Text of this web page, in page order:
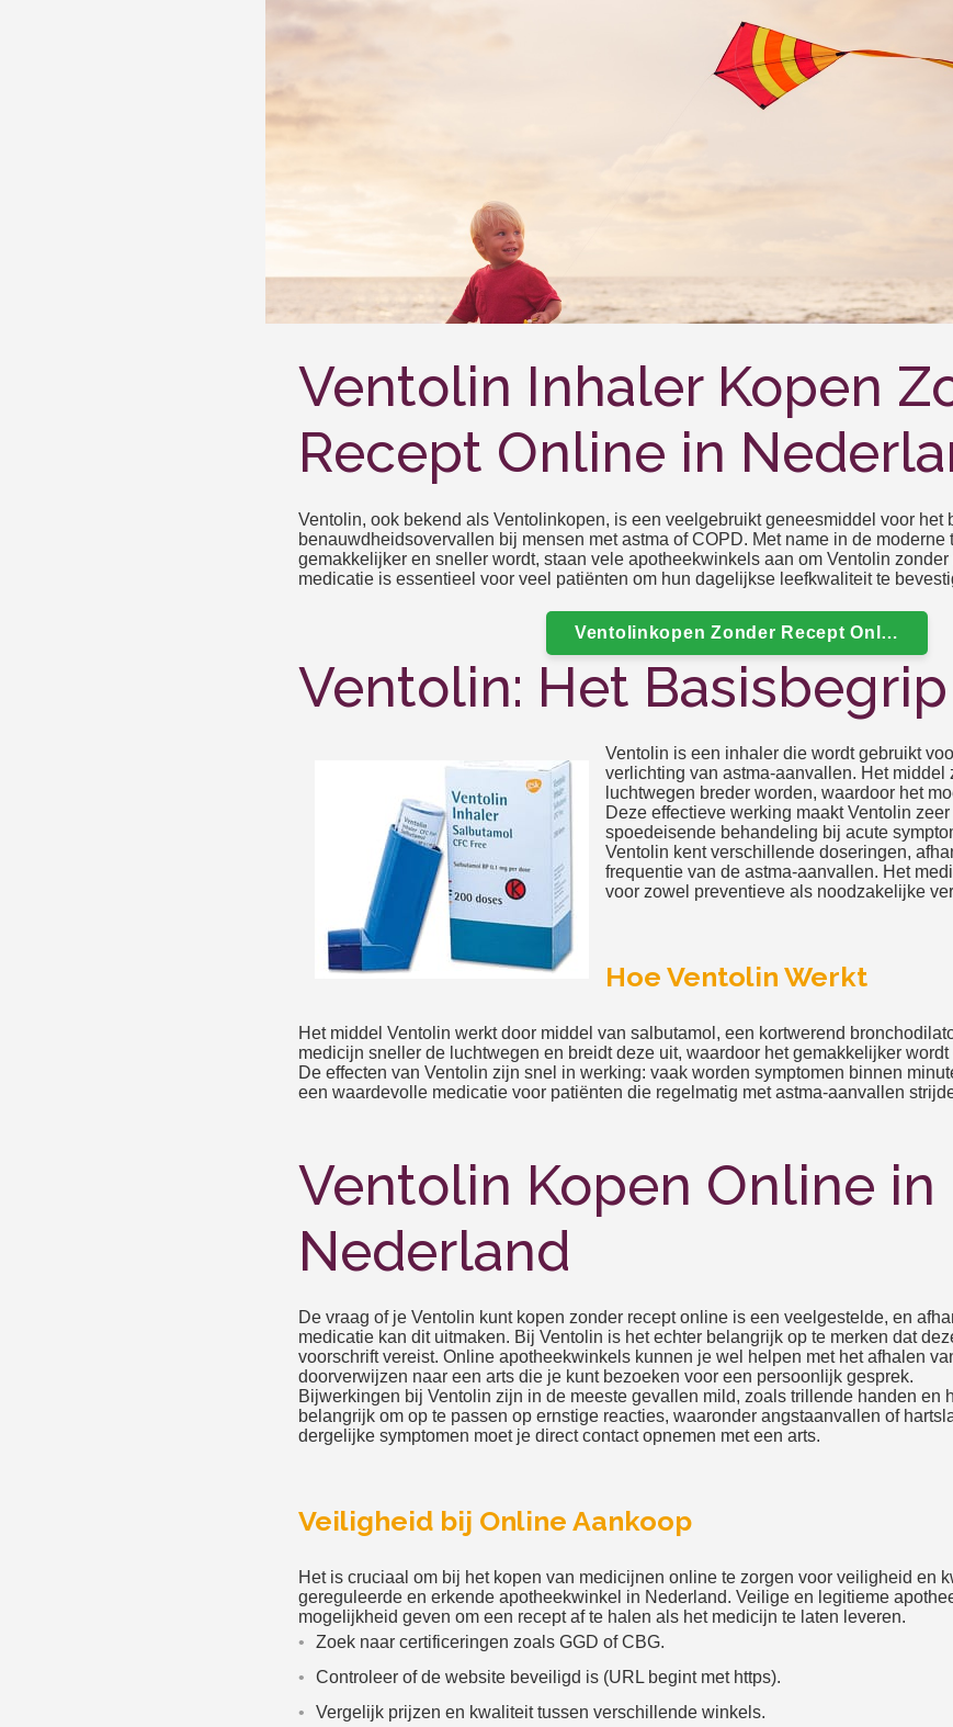
Ventolin Inhaler Kopen
Recept Online in
Ventolin, ook bekend als Ventolinkopen, is een veelgebruikt geneesmiddel voor het
benauwdheidsovervallen bij mensen met astma of COPD. Met name in de
gemakkelijker en sneller wordt, staan vele apotheekwinkels aan om Ventolin
medicatie is essentieel voor veel patiënten om hun dagelijkse leefkwaliteit te
Ventolinkopen Zonder Recept Online In
Ventolin: Het Basisbegrip
Ventolin is een inhaler die wordt gebruikt
verlichting van astma-aanvallen. Het middel
luchtwegen breder worden, waardoor het
Deze effectieve werking maakt Ventolin
spoedeisende behandeling bij acute
Ventolin kent verschillende doseringen,
frequentie van de astma-aanvallen. Het
voor zowel preventieve als noodzakelijke
Hoe Ventolin Werkt
Het middel Ventolin werkt door middel van salbutamol, een kortwerend
medicijn sneller de luchtwegen en breidt deze uit, waardoor het gemakkelijker wordt
De effecten van Ventolin zijn snel in werking: vaak worden symptomen binnen
een waardevolle medicatie voor patiënten die regelmatig met astma-aanvallen
Ventolin Kopen Online in
Nederland
De vraag of je Ventolin kunt kopen zonder recept online is een veelgestelde, en
medicatie kan dit uitmaken. Bij Ventolin is het echter belangrijk op te merken dat
voorschrift vereist. Online apotheekwinkels kunnen je wel helpen met het afhalen
doorverwijzen naar een arts die je kunt bezoeken voor een persoonlijk gesprek.
Bijwerkingen bij Ventolin zijn in de meeste gevallen mild, zoals trillende handen en
belangrijk om op te passen op ernstige reacties, waaronder angstaanvallen of
dergelijke symptomen moet je direct contact opnemen met een arts.
Veiligheid bij Online Aankoop
Het is cruciaal om bij het kopen van medicijnen online te zorgen voor veiligheid en
gereguleerde en erkende apotheekwinkel in Nederland. Veilige en legitieme
mogelijkheid geven om een recept af te halen als het medicijn te laten leveren.
Zoek naar certificeringen zoals GGD of CBG.
Controleer of de website beveiligd is (URL begint met https).
Vergelijk prijzen en kwaliteit tussen verschillende winkels.